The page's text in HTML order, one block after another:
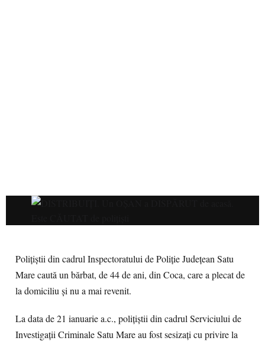
Poliţiştii din cadrul Inspectoratului de Poliție Județean Satu
Mare caută un bărbat, de 44 de ani, din Coca, care a plecat de
la domiciliu și nu a mai revenit.
La data de 21 ianuarie a.c., polițiștii din cadrul Serviciului de
Investigații Criminale Satu Mare au fost sesizați cu privire la